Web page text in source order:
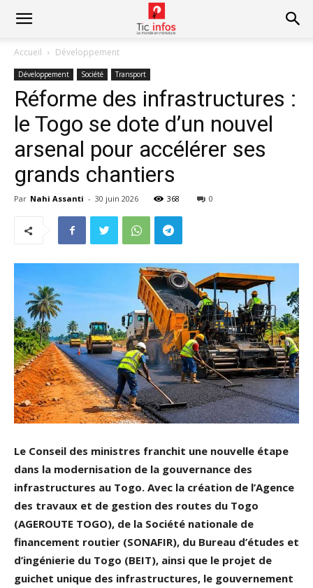
Accueil Développement
Développement Société Transport
Réforme des infrastructures :
le Togo se dote d’un nouvel
arsenal pour accélérer ses
grands chantiers
Par Nahi Assanti - 30 juin 2026 368 0
Le Conseil des ministres franchit une nouvelle étape
dans la modernisation de la gouvernance des
infrastructures au Togo. Avec la création de l’Agence
des travaux et de gestion des routes du Togo
(AGEROUTE TOGO), de la Société nationale de
financement routier (SONAFIR), du Bureau d’études et
d’ingénierie du Togo (BEIT), ainsi que le projet de
guichet unique des infrastructures, le gouvernement